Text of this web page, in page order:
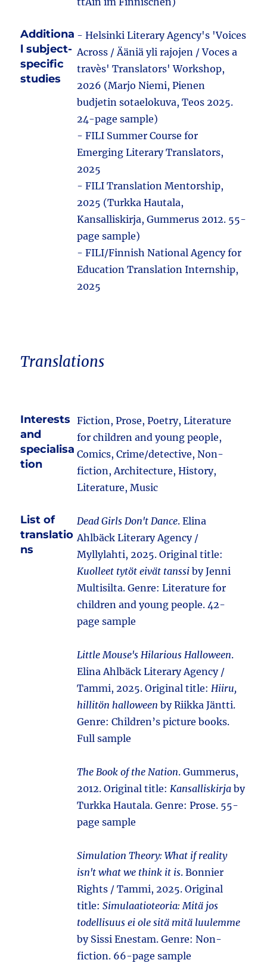
Additiona
l subject-
specific
studies
- Helsinki Literary Agency's 'Voices
Across / Ääniä yli rajojen / Voces a
travès' Translators' Workshop,
2026 (Marjo Niemi, Pienen
budjetin sotaelokuva, Teos 2025.
24-page sample)
- FILI Summer Course for
Emerging Literary Translators,
2025
- FILI Translation Mentorship,
2025 (Turkka Hautala,
Kansalliskirja, Gummerus 2012. 55-
page sample)
- FILI/Finnish National Agency for
Education Translation Internship,
2025
Translations
Interests
and
specialisa
tion
Fiction, Prose, Poetry, Literature
for children and young people,
Comics, Crime/detective, Non-
fiction, Architecture, History,
Literature, Music
List of
translatio
ns
Dead Girls Don't Dance. Elina
Ahlbäck Literary Agency /
Myllylahti, 2025. Original title:
Kuolleet tytöt eivät tanssi by Jenni
Multisilta. Genre: Literature for
children and young people. 42-
page sample
Little Mouse's Hilarious Halloween.
Elina Ahlbäck Literary Agency /
Tammi, 2025. Original title:Hiiru,
hillitön halloween by Riikka Jäntti.
Genre: Children’s picture books.
Full sample
The Book of the Nation. Gummerus,
2012. Original title:Kansalliskirja by
Turkka Hautala. Genre: Prose. 55-
page sample
Simulation Theory: What if reality
isn't what we think it is. Bonnier
Rights / Tammi, 2025. Original
title:Simulaatioteoria: Mitä jos
todellisuus ei ole sitä mitä luulemme
by Sissi Enestam. Genre: Non-
fiction. 66-page sample